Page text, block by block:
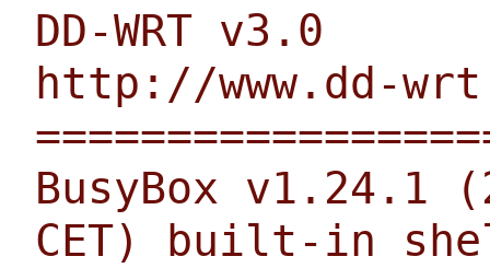
DD-WRT v3.0
http://www.dd-
BusyBox v1.24.1
CET) built-in